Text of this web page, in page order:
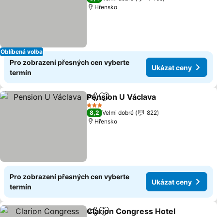
Oblíbená volba
Hřensko
Pro zobrazení přesných cen vyberte
termín
Ukázat ceny
SdíletPřidat na seznam oblíbených
Pension U Václava
3 Počet hvězdiček
8,2 Velmi dobré
822
Hřensko
Pro zobrazení přesných cen vyberte
termín
Ukázat ceny
Clarion Congress Hotel